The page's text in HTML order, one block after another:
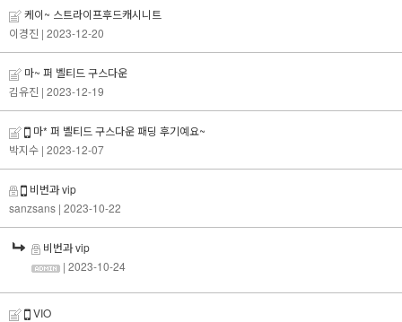
케이~ 스트라이프후드캐시니트
이경진 | 2023-12-20
마~ 퍼 벨티드 구스다운
김유진 | 2023-12-19
마* 퍼 벨티드 구스다운 패딩 후기예요~
박지수 | 2023-12-07
비번과 vip
sanzsans | 2023-10-22
비번과 vip
| 2023-10-24
VIO